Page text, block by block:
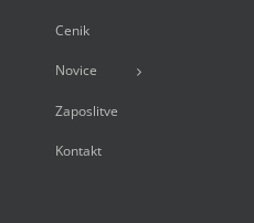
Cenik
Novice
Zaposlitve
Kontakt